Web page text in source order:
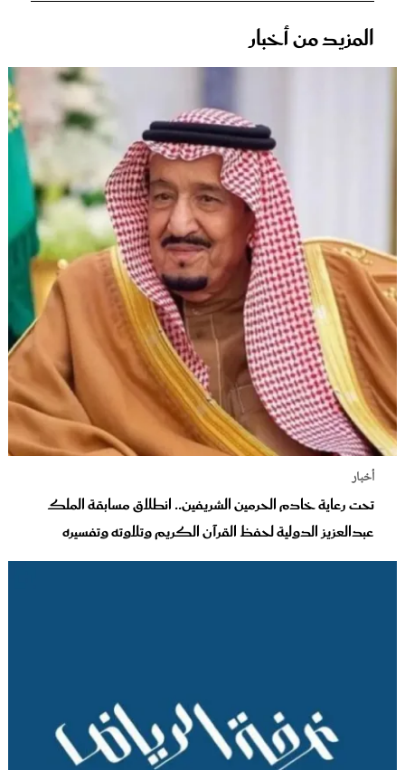
المزيد من أخبار
أخبار
تحت رعاية خادم الحرمين الشريفين.. انطلاق مسابقة الملك
عبدالعزيز الدولية لحفظ القرآن الكريم وتلاوته وتفسيره